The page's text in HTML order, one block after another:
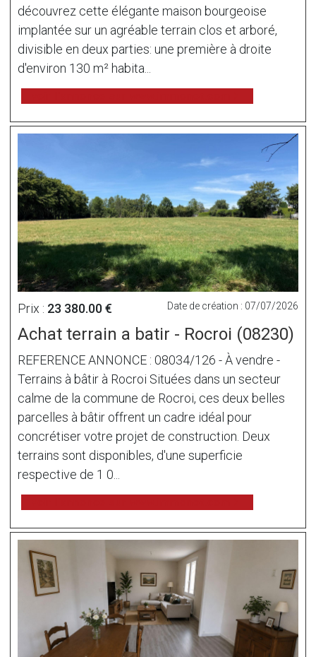
découvrez cette élégante maison bourgeoise
implantée sur un agréable terrain clos et arboré,
divisible en deux parties: une première à droite
d'environ 130 m² habita...
Prix : 23 380.00 € Date de création : 07/07/2026
Achat terrain a batir - Rocroi (08230)
REFERENCE ANNONCE : 08034/126 - À vendre -
Terrains à bâtir à Rocroi Situées dans un secteur
calme de la commune de Rocroi, ces deux belles
parcelles à bâtir offrent un cadre idéal pour
concrétiser votre projet de construction. Deux
terrains sont disponibles, d'une superficie
respective de 1 0...